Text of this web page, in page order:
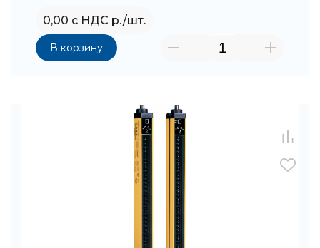
0,00 с НДС р./шт.
В корзину